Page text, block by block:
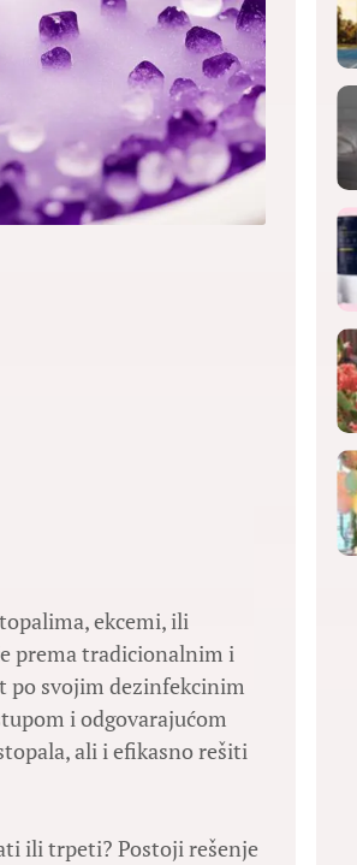
ekcemi, ili
prema tradicionalnim i
po svojim dezinfekcinim
i odgovarajućom
ali i efikasno rešiti
ili trpeti? Postoji rešenje